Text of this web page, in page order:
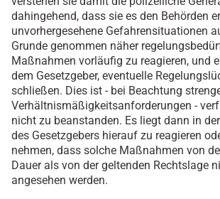
dahingehend, dass sie es den Behörden
unvorhergesehene Gefahrensituationen
Grunde genommen näher
Maßnahmen vorläufig zu reagieren, und
dem Gesetzgeber, eventuelle
schließen. Dies ist - bei Beachtung
Verhältnismäßigkeitsanforderungen -
nicht zu beanstanden. Es liegt dann in
des Gesetzgebers hierauf zu reagieren
nehmen, dass solche Maßnahmen von
Dauer als von der geltenden Rechtslage
angesehen werden.